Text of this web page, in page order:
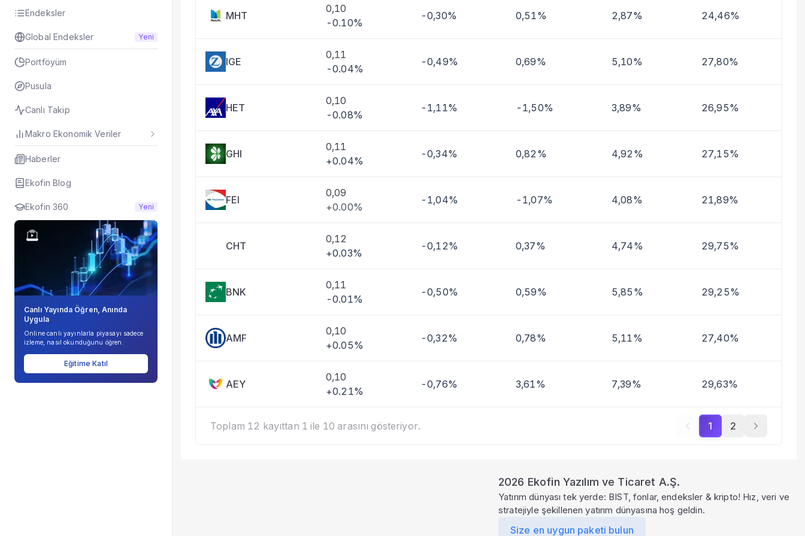
Endeksler
Global Endeksler Yeni
Portföyüm
Pusula
Canlı Takip
Makro Ekonomik Veriler
Haberler
Ekofin Blog
Ekofin 360 Yeni
Canlı Yayında Öğren, Anında
Uygula
Online canlı yayınlarla piyasayı sadece
izleme, nasıl okunduğunu öğren.
Eğitime Katıl
Taşınan Fonlar
MHT
0,10
-0.10%
-0,30% 0,51% 2,87% 24,46%
IGE
0,11
-0.04%
-0,49% 0,69% 5,10% 27,80%
HET
0,10
-0.08%
-1,11% -1,50% 3,89% 26,95%
GHI
0,11
+0.04%
-0,34% 0,82% 4,92% 27,15%
FEI
0,09
+0.00%
-1,04% -1,07% 4,08% 21,89%
CHT
0,12
+0.03%
-0,12% 0,37% 4,74% 29,75%
BNK
0,11
-0.01%
-0,50% 0,59% 5,85% 29,25%
AMF
0,10
+0.05%
-0,32% 0,78% 5,11% 27,40%
AEY
0,10
+0.21%
-0,76% 3,61% 7,39% 29,63%
Toplam 12 kayıttan 1 ile 10 arasını gösteriyor. 1 2
2026 Ekofin Yazılım ve Ticaret A.Ş.
Yatırım dünyası tek yerde: BIST, fonlar, endeksler & kripto! Hız, veri ve
stratejiyle şekillenen yatırım dünyasına hoş geldin.
Size en uygun paketi bulun